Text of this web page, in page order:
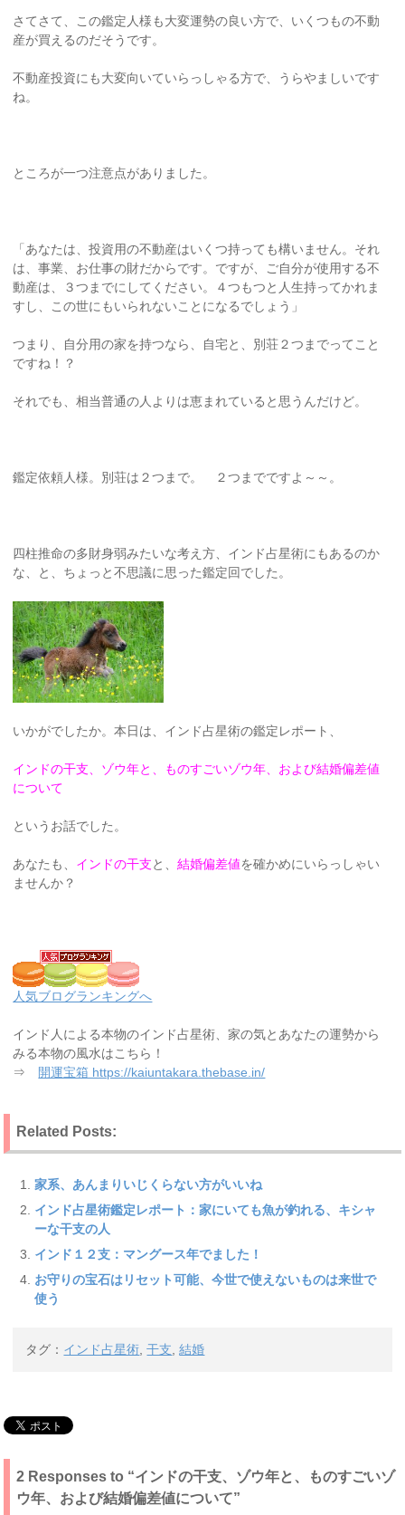
さてさて、この鑑定人様も大変運勢の良い方で、いくつもの不動
産が買えるのだそうです。
不動産投資にも大変向いていらっしゃる方で、うらやましいです
ね。
ところが一つ注意点がありました。
「あなたは、投資用の不動産はいくつ持っても構いません。それ
は、事業、お仕事の財だからです。ですが、ご自分が使用する不
動産は、３つまでにしてください。４つもつと人生持ってかれま
すし、この世にもいられないことになるでしょう」
つまり、自分用の家を持つなら、自宅と、別荘２つまでってこと
ですね！？
それでも、相当普通の人よりは恵まれていると思うんだけど。
鑑定依頼人様。別荘は２つまで。 ２つまでですよ～～。
四柱推命の多財身弱みたいな考え方、インド占星術にもあるのか
な、と、ちょっと不思議に思った鑑定回でした。
いかがでしたか。本日は、インド占星術の鑑定レポート、
インドの干支、ゾウ年と、ものすごいゾウ年、および結婚偏差値
について
というお話でした。
あなたも、 インドの干支と、結婚偏差値を確かめにいらっしゃい
ませんか？
人気ブログランキングへ
インド人による本物のインド占星術、家の気とあなたの運勢から
みる本物の風水はこちら！
⇒ 開運宝箱 https://kaiuntakara.thebase.in/
Related Posts:
家系、あんまりいじくらない方がいいね
インド占星術鑑定レポート：家にいても魚が釣れる、キシャ
ーな干支の人
インド１２支：マングース年でました！
お守りの宝石はリセット可能、今世で使えないものは来世で
使う
タグ： インド占星術 ,干支 ,結婚
2 Responses to “インドの干支、ゾウ年と、ものすごいゾ
ウ年、および結婚偏差値について”